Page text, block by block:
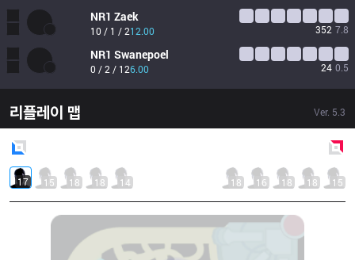
NR1 Zaek
10 / 1 / 212.00 352 7.8
NR1 Swanepoel
0 / 2 / 126.00 24 0.5
리플레이 맵 Ver. 5.3
17 15 18 18 14 18 16 18 18 15